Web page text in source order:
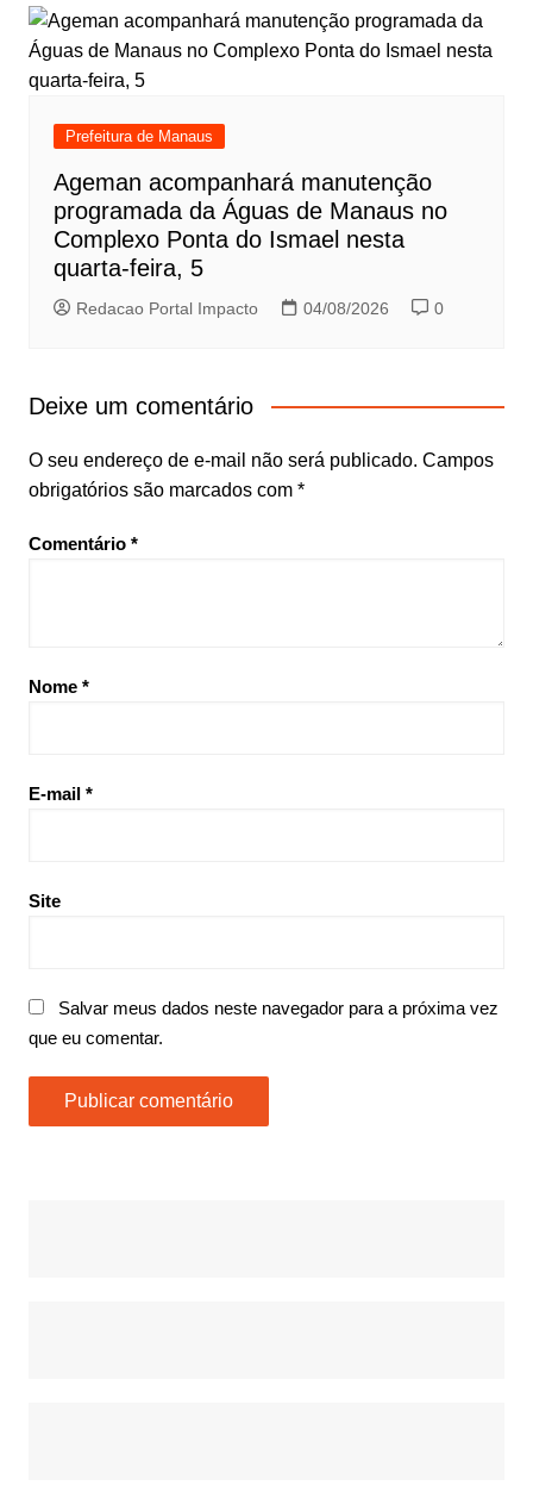
Prefeitura de Manaus
Ageman acompanhará manutenção
programada da Águas de Manaus no
Complexo Ponta do Ismael nesta
quarta-feira, 5
Redacao Portal Impacto 04/08/2026 0
Deixe um comentário
O seu endereço de e-mail não será publicado. Campos
obrigatórios são marcados com *
Comentário *
Nome *
E-mail *
Site
Salvar meus dados neste navegador para a próxima vez
que eu comentar.